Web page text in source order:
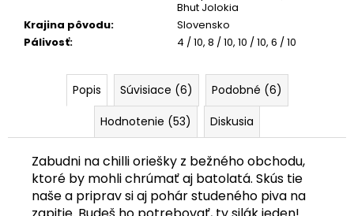
Bhut Jolokia
Krajina pôvodu:
Slovensko
Pálivosť: 4 / 10, 8 / 10, 10 / 10, 6 / 10
Popis Súvisiace (6)
Podobné (6)
Hodnotenie (53)
Diskusia
Zabudni na chilli oriešky z bežného obchodu,
ktoré by mohli chrúmať aj batolatá. Skús tie
naše a priprav si aj pohár studeného piva na